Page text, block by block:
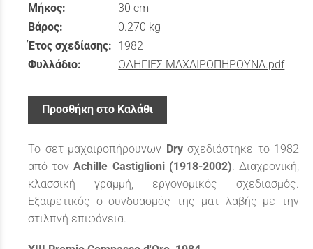
Μήκος:
30 cm
Βάρος:
0.270 kg
Έτος σχεδίασης: 1982
Φυλλάδιο:
ΟΔΗΓΙΕΣ ΜΑΧΑΙΡΟΠΗΡΟΥΝΑ.pdf
Προσθήκη στο Καλάθι
Το σετ μαχαιροπήρουνων Dry σχεδιάστηκε το 1982
από τον Achille Castiglioni (1918-2002). Διαχρονική,
κλασσική γραμμή, εργονομικός σχεδιασμός.
Εξαιρετικός ο συνδυασμός της ματ λαβής με την
στιλπνή επιφάνεια.